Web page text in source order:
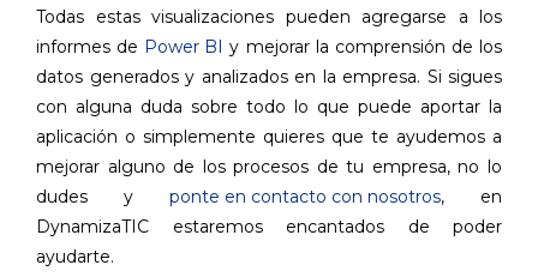
Todas estas visualizaciones pueden agregarse a los
informes de Power BI y mejorar la comprensión de los
datos generados y analizados en la empresa. Si sigues
con alguna duda sobre todo lo que puede aportar la
aplicación o simplemente quieres que te ayudemos a
mejorar alguno de los procesos de tu empresa, no lo
dudes y ponte en contacto con nosotros, en
DynamizaTIC estaremos encantados de poder
ayudarte.